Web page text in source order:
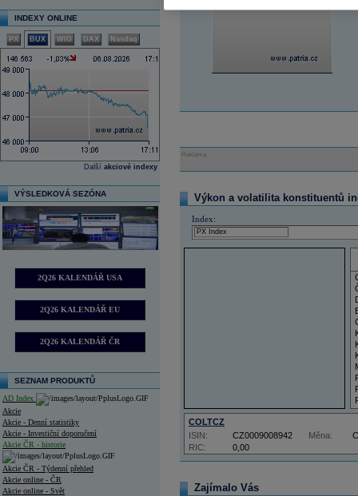
INDEXY ONLINE
PX BUX WIG DAX Nasdaq
Další akciové indexy
VÝSLEDKOVÁ SEZÓNA
2Q26 KALENDÁŘ USA
2Q26 KALENDÁŘ EU
2Q26 KALENDÁŘ ČR
SEZNAM PRODUKTŮ
AD Index
Akcie
Akcie - Denní statistiky
Akcie - Investiční doporučení
Akcie ČR - historie
Akcie ČR - Týdenní přehled
Akcie online - ČR
Akcie online - Svět
Reklama
Výkon a volatilita konstituentů
Index:
COLTCZ
RIC: 0,00
ISIN: CZ0009008942 Měna:
Zajímalo Vás